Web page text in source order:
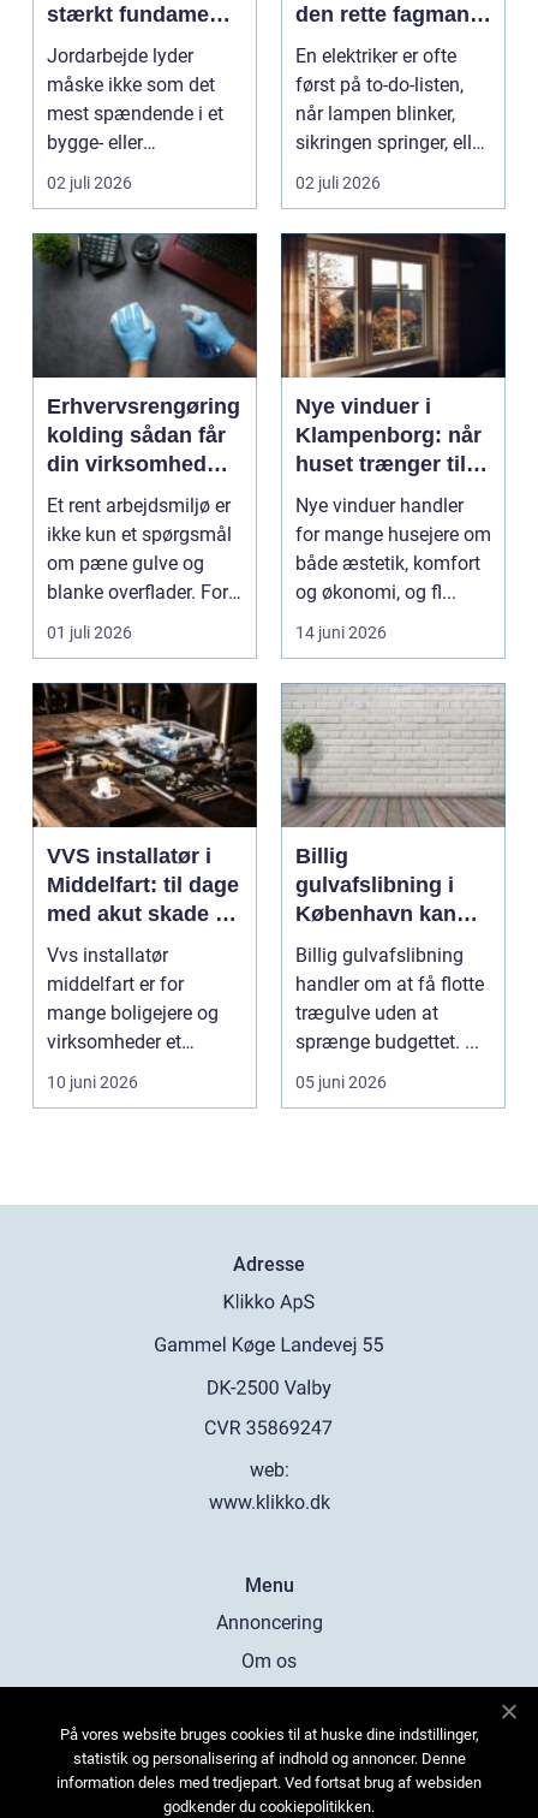
stærkt fundament
til dit projekt
Jordarbejde lyder
måske ikke som det
mest spændende i et
bygge- eller
haveprojekt, men hele
resultat...
02 juli 2026
den rette fagmand
til opgaven
En elektriker er ofte
først på to-do-listen,
når lampen blinker,
sikringen springer, eller
du skal h...
02 juli 2026
Erhvervsrengøring
kolding sådan får
din virksomhed
mere end bare
rene lokaler
Et rent arbejdsmiljø er
ikke kun et spørgsmål
om pæne gulve og
blanke overflader. For
mange virksomh...
01 juli 2026
Nye vinduer i
Klampenborg: når
huset trænger til
renovering
Nye vinduer handler
for mange husejere om
både æstetik, komfort
og økonomi, og fl...
14 juni 2026
VVS installatør i
Middelfart: til dage
med akut skade og
almindelig service
Vvs installatør
middelfart er for
mange boligejere og
virksomheder et
søgeord, der duk...
10 juni 2026
Billig
gulvafslibning i
København kan
være vejen til
flottere gulve
Billig gulvafslibning
handler om at få flotte
trægulve uden at
sprænge budgettet. ...
05 juni 2026
Adresse
web:
www.klikko.dk
Menu
Annoncering
Om os
Kontakt os
Sitemap
På vores website bruges cookies til at huske dine indstillinger,
statistik og personalisering af indhold og annoncer. Denne
information deles med tredjepart. Ved fortsat brug af websiden
godkender du cookiepolitikken.